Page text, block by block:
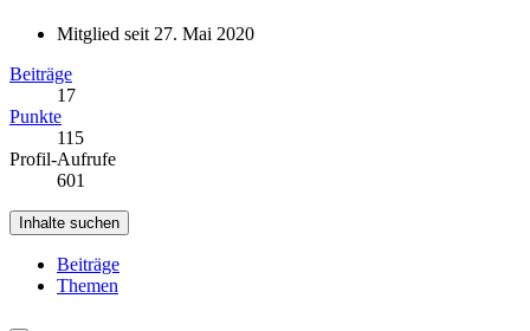
Mitglied seit 27. Mai 2020
Beiträge
17
Punkte
115
Profil-Aufrufe
601
Inhalte suchen
Beiträge
Themen